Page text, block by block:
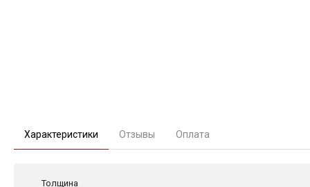
Характеристики Отзывы Оплата
Толщина